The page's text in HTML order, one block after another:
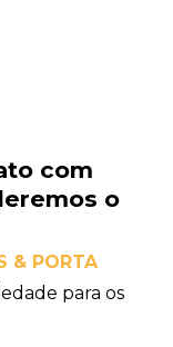
com
o
& PORTA
para os